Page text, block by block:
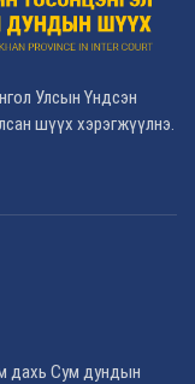
Улсын Үндсэн
шүүх хэрэгжүүлнэ.
дахь Сум дундын